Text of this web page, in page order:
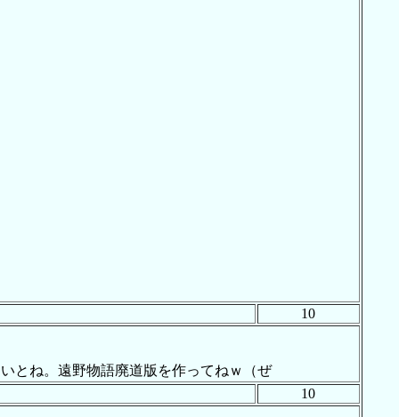
10
とね。遠野物語廃道版を作ってねｗ（ぜ
10